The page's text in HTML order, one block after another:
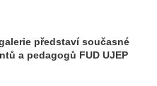
představí současné
a pedagogů FUD UJEP